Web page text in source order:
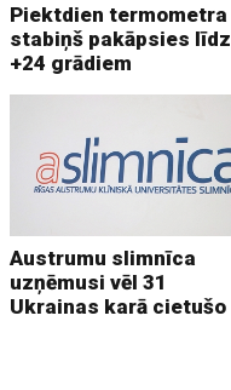
Piektdien termometra
stabiņš pakāpsies līdz
+24 grādiem
Austrumu slimnīca
uzņēmusi vēl 31
Ukrainas karā cietušo